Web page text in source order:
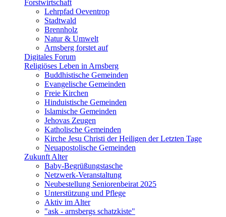
Forstwirtschaft
Lehrpfad Oeventrop
Stadtwald
Brennholz
Natur & Umwelt
Arnsberg forstet auf
Digitales Forum
Religiöses Leben in Arnsberg
Buddhistische Gemeinden
Evangelische Gemeinden
Freie Kirchen
Hinduistische Gemeinden
Islamische Gemeinden
Jehovas Zeugen
Katholische Gemeinden
Kirche Jesu Christi der Heiligen der Letzten Tage
Neuapostolische Gemeinden
Zukunft Alter
Baby-Begrüßungstasche
Netzwerk-Veranstaltung
Neubestellung Seniorenbeirat 2025
Unterstützung und Pflege
Aktiv im Alter
"ask - arnsbergs schatzkiste"